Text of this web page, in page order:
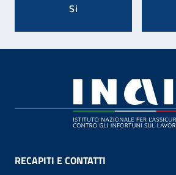
Si
RECAPITI E CONTATTI